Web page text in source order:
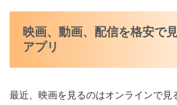
映画、動画、配信を格安で
アプリ
最近、映画を見るのはオンラインで見